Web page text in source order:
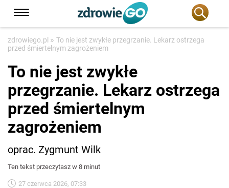
zdrowiego.pl » To nie jest zwykłe przegrzanie. Lekarz ostrzega
przed śmiertelnym zagrożeniem
To nie jest zwykłe
przegrzanie. Lekarz ostrzega
przed śmiertelnym
zagrożeniem
oprac. Zygmunt Wilk
Ten tekst przeczytasz w 8 minut
27 czerwca 2026, 07:33